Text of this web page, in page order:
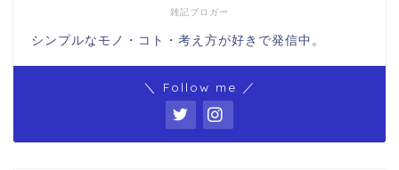
雑記ブロガー
シンプルなモノ・コト・考え方が好きで発信中。
＼ Follow me ／